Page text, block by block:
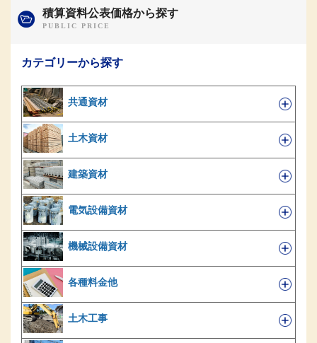
積算資料公表価格から探す
カテゴリーから探す
共通資材
土木資材
建築資材
電気設備資材
機械設備資材
各種料金他
土木工事